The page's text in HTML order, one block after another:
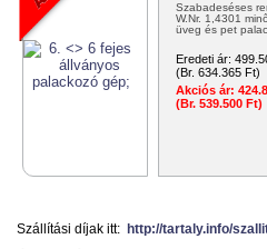
Szabadeséses
W.Nr. 1,4301
üveg és pet
Eredeti ár:
(Br. 634.365 Ft)
Akciós ár:
(Br. 539.500 Ft)
Szállítási díjak itt: http://tartaly.info/